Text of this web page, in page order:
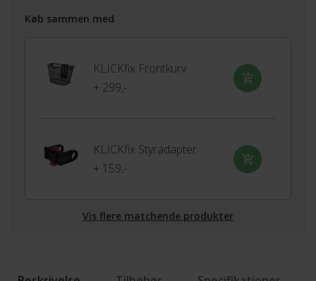
Køb sammen med
KLICKfix Frontkurv
+ 299,-
KLICKfix Styradapter
+ 159,-
Vis flere matchende produkter